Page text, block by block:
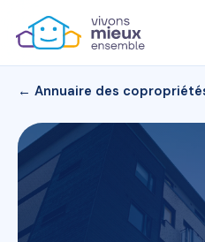
← Annuaire des